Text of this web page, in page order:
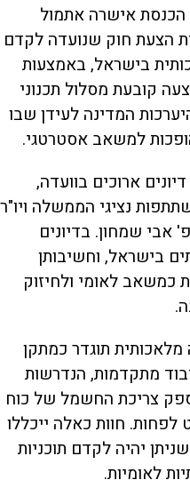
הכנסת אישרה אתמול
הצעת חוק שנועדה לקדם
בישראל, באמצעות
קובעת מסלול תכנוני
המדינה לעידן שבו
למשאב אסטרטגי.
ארוכים בוועדה,
נציגי הממשלה ויו"ר
אבי שמחון. בדיונים
בישראל, וחשיבותן
כמשאב לאומי ולחיזוק
תוגדר כמתקן
מתקדמות, הנדרשות
צריכת החשמל של כוח
על 50 מגה־ואט לפחות. חוות כאלה ייכללו
יהיה לקדם תוכניות
לאומיות.